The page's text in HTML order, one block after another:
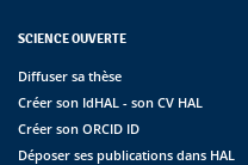
SCIENCE OUVERTE
Diffuser sa thèse
Créer son IdHAL - son CV HAL
Créer son ORCID ID
Déposer ses publications dans HAL